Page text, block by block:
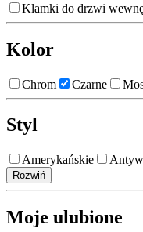
Klamki do drzwi
Kolor
Chrom Czarne
Styl
Amerykańskie
Rozwiń
Moje ulubione